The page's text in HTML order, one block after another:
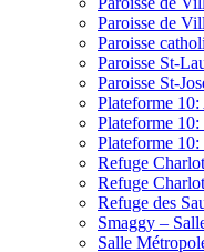
Paroisse de
Paroisse
Paroisse St-
Paroisse St-
Plateforme
Plateforme
Plateforme
Refuge
Refuge
Refuge des
Smaggy –
Salle